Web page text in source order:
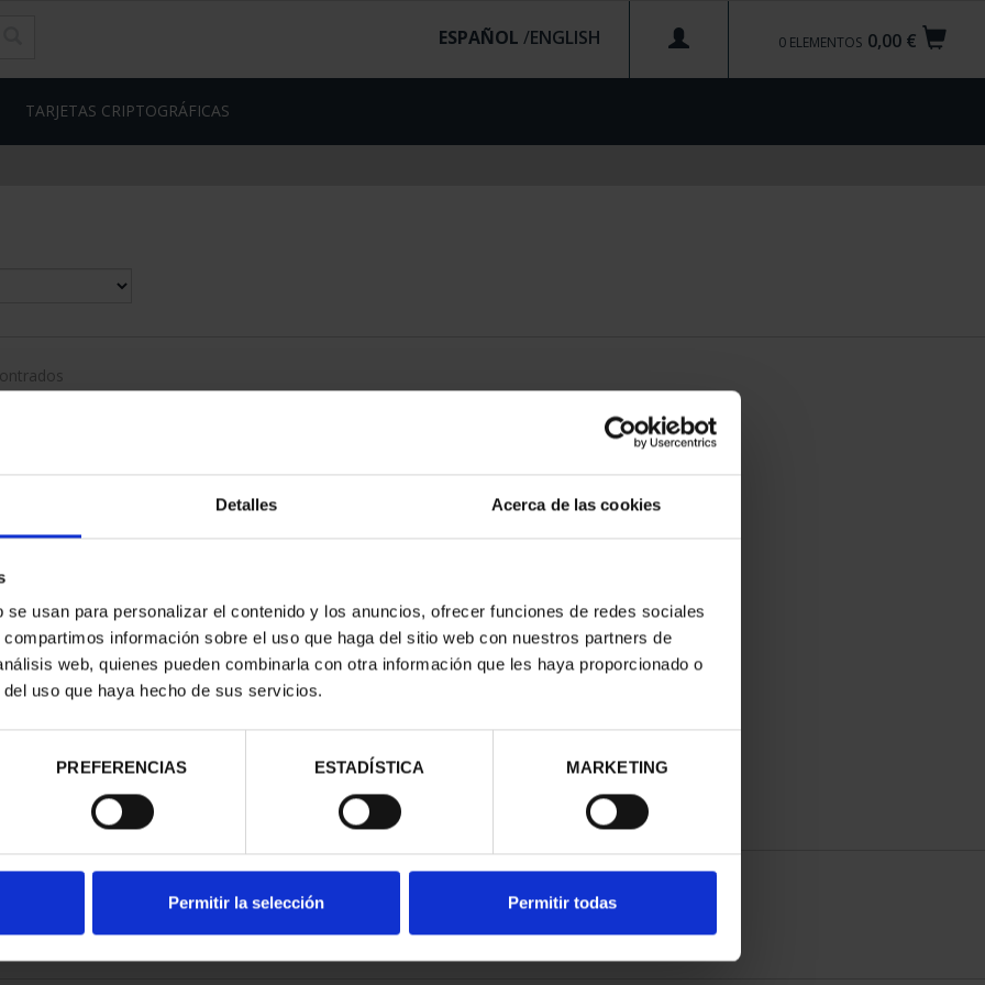
Detalles Acerca de las cookies
usan para personalizar el contenido y los anuncios, ofrecer funciones de redes sociales
información sobre el uso que haga del sitio web con nuestros partners de
web, quienes pueden combinarla con otra información que les haya proporcionado o
uso que haya hecho de sus servicios.
PREFERENCIAS ESTADÍSTICA MARKETING
Permitir la selección Permitir todas
0,00 €
0 ELEMENTOS
ESPAÑOL /
TARJETAS CRIPTOGRÁFICAS
II -
CIUDADES PATRIMONIO III -
SEGOVIA